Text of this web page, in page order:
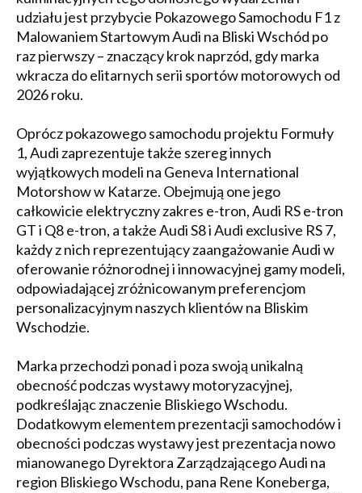
udziału jest przybycie Pokazowego Samochodu F1 z
Malowaniem Startowym Audi na Bliski Wschód po
raz pierwszy – znaczący krok naprzód, gdy marka
wkracza do elitarnych serii sportów motorowych od
2026 roku.
Oprócz pokazowego samochodu projektu Formuły
1, Audi zaprezentuje także szereg innych
wyjątkowych modeli na Geneva International
Motorshow w Katarze. Obejmują one jego
całkowicie elektryczny zakres e-tron, Audi RS e-tron
GT i Q8 e-tron, a także Audi S8 i Audi exclusive RS 7,
każdy z nich reprezentujący zaangażowanie Audi w
oferowanie różnorodnej i innowacyjnej gamy modeli,
odpowiadającej zróżnicowanym preferencjom
personalizacyjnym naszych klientów na Bliskim
Wschodzie.
Marka przechodzi ponad i poza swoją unikalną
obecność podczas wystawy motoryzacyjnej,
podkreślając znaczenie Bliskiego Wschodu.
Dodatkowym elementem prezentacji samochodów i
obecności podczas wystawy jest prezentacja nowo
mianowanego Dyrektora Zarządzającego Audi na
region Bliskiego Wschodu, pana Rene Koneberga,